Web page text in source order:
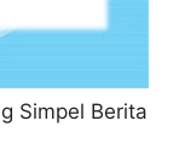
Simpel Berita